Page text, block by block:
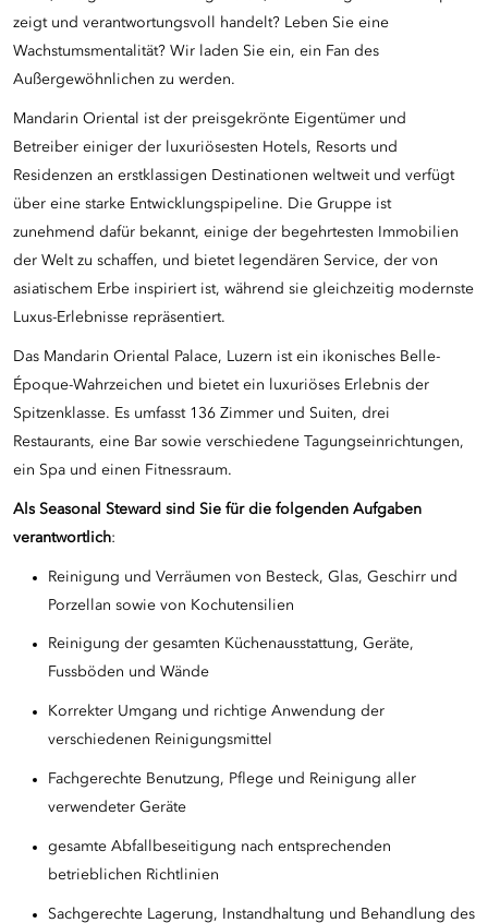
zeigt und verantwortungsvoll handelt? Leben Sie eine
Wachstumsmentalität? Wir laden Sie ein, ein Fan des
Außergewöhnlichen zu werden.
Mandarin Oriental ist der preisgekrönte Eigentümer und
Betreiber einiger der luxuriösesten Hotels, Resorts und
Residenzen an erstklassigen Destinationen weltweit und verfügt
über eine starke Entwicklungspipeline. Die Gruppe ist
zunehmend dafür bekannt, einige der begehrtesten Immobilien
der Welt zu schaffen, und bietet legendären Service, der von
asiatischem Erbe inspiriert ist, während sie gleichzeitig modernste
Luxus-Erlebnisse repräsentiert.
Das Mandarin Oriental Palace, Luzern ist ein ikonisches Belle-
Époque-Wahrzeichen und bietet ein luxuriöses Erlebnis der
Spitzenklasse. Es umfasst 136 Zimmer und Suiten, drei
Restaurants, eine Bar sowie verschiedene Tagungseinrichtungen,
ein Spa und einen Fitnessraum.
Als Seasonal Steward sind Sie für die folgenden Aufgaben
verantwortlich:
Reinigung und Verräumen von Besteck, Glas, Geschirr und
Porzellan sowie von Kochutensilien
Reinigung der gesamten Küchenausstattung, Geräte,
Fussböden und Wände
Korrekter Umgang und richtige Anwendung der
verschiedenen Reinigungsmittel
Fachgerechte Benutzung, Pflege und Reinigung aller
verwendeter Geräte
gesamte Abfallbeseitigung nach entsprechenden
betrieblichen Richtlinien
Sachgerechte Lagerung, Instandhaltung und Behandlung des